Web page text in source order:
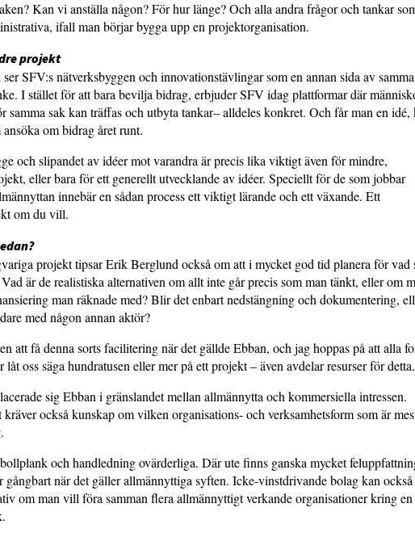
Kan vi anställa någon? För hur länge? Och alla andra frågor och tankar
ifall man börjar bygga upp en projektorganisation.
projekt
SFV:s nätverksbyggen och innovationstävlingar som en annan sida av samma
I stället för att bara bevilja bidrag, erbjuder SFV idag plattformar där
samma sak kan träffas och utbyta tankar– alldeles konkret. Och får man en idé,
ansöka om bidrag året runt.
och slipandet av idéer mot varandra är precis lika viktigt även för mindre,
eller bara för ett generellt utvecklande av idéer. Speciellt för de som jobbar
innebär en sådan process ett viktigt lärande och ett växande. Ett
om du vill.
projekt tipsar Erik Berglund också om att i mycket god tid planera för vad
är de rea­listiska alternativen om allt inte går precis som man tänkt, eller om
man räknade med? Blir det enbart nedstängning och doku­mentering,
med någon annan aktör?
att få denna sorts facilitering när det gällde Ebban, och jag hoppas på att alla
låt oss säga hundratusen eller mer på ett projekt – även avdelar resurser för detta.
sig Ebban i gränslandet mellan allmännytta och kommersiella intressen.
också kunskap om vilken organisations- och verksamhetsform som är
och hand­ledning ovärderliga. Där ute finns ganska mycket
gångbart när det gäller allmännyttiga syften. Icke-vinstdrivande bolag kan också
om man vill föra samman flera allmännyttigt verkande organisationer kring en